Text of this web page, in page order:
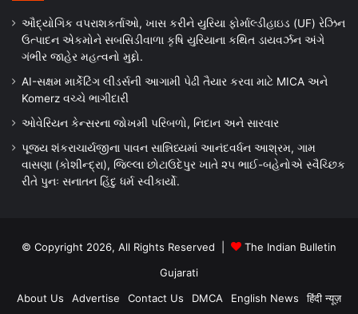
ઔદ્યોગિક વપરાશકર્તાઓ, ખાસ કરીને યુરિયા ફોર્માલ્ડીહાઇડ (UF) રેઝિન
ઉત્પાદન એકમોને સબસિડીવાળા કૃષિ યુરિયાના કથિત ડાયવર્ઝન અંગે
ગંભીર જાહેર મહત્વનો મુદ્દો.
AI-સક્ષમ માર્કેટિંગ લીડર્સની આગામી પેઢી તૈયાર કરવા માટે MICA અને
Komerz વચ્ચે ભાગીદારી
ઓવેરિયન કેન્સરના જોખમી પરિબળો, નિદાન અને સારવાર
પૂજ્ય શંકરાચાર્યજીના પાવન સાન્નિધ્યમાં આનંદવર્ધન આશ્રમ, ગામ
વાસણા (કોશીન્દ્રા), જિલ્લા છોટાઉદેપુર ખાતે ૨૫ ભાઈ-બહેનોએ સ્વૈચ્છિક
રીતે પુનઃ સનાતન હિંદુ ધર્મ સ્વીકાર્યો.
© Copyright 2026, All Rights Reserved |
The Indian Bulletin
Gujarati
About Us
Advertise Contact Us DMCA English News हिंदी न्यूज़